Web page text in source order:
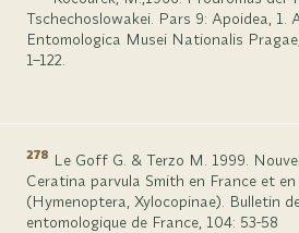
Tschechoslowakei. Pars 9: Apoidea, 1.
Entomologica Musei Nationalis
1–122.
278 Le Goff G. & Terzo M. 1999.
Ceratina parvula Smith en France et en
(Hymenoptera, Xylocopinae). Bulletin
entomologique de France, 104: 53-58